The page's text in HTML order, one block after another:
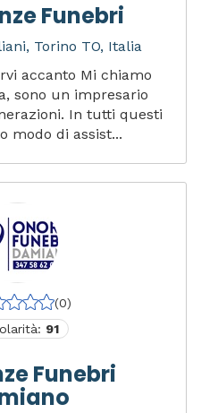
Funebri
Torino TO, Italia
accanto Mi chiamo
sono un impresario
In tutti questi
modo di assist...
(0)
91
Funebri